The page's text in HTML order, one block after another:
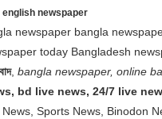
english newspaper
newspaper bangla
today Bangladesh
, bangla newspaper, online
bd live news, 24/7 live
Sports News, Binodon